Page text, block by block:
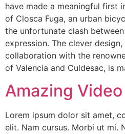
have made a meaningful first
of Closca Fuga, an urban
the unfortunate clash
expression. The clever
collaboration with the
of Valencia and Culdesac, is
Amazing
Lorem ipsum dolor sit amet,
elit. Nam cursus. Morbi ut mi.